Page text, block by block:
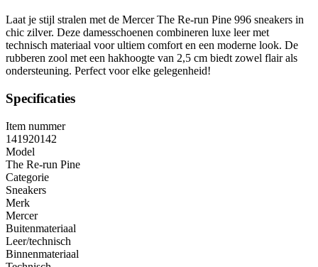
Laat je stijl stralen met de Mercer The Re-run Pine 996 sneakers in
chic zilver. Deze damesschoenen combineren luxe leer met
technisch materiaal voor ultiem comfort en een moderne look. De
rubberen zool met een hakhoogte van 2,5 cm biedt zowel flair als
ondersteuning. Perfect voor elke gelegenheid!
Specificaties
Item nummer
141920142
Model
The Re-run Pine
Categorie
Sneakers
Merk
Mercer
Buitenmateriaal
Leer/technisch
Binnenmateriaal